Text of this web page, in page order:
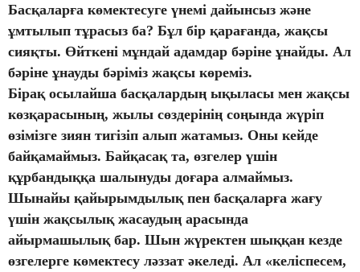
Басқаларға көмектесуге үнемі дайынсыз және
ұмтылып тұрасыз ба? Бұл бір қарағанда, жақсы
сияқты. Өйткені мұндай адамдар бәріне ұнайды. Ал
бәріне ұнауды бәріміз жақсы көреміз.
Бірақ осылайша басқалардың ықыласы мен жақсы
көзқарасының, жылы сөздерінің соңында жүріп
өзімізге зиян тигізіп алып жатамыз. Оны кейде
байқамаймыз. Байқасақ та, өзгелер үшін
құрбандыққа шалынуды доғара алмаймыз.
Шынайы қайырымдылық пен басқаларға жағу
үшін жақсылық жасаудың арасында
айырмашылық бар. Шын жүректен шыққан кезде
өзгелерге көмектесу ләззат әкеледі. Ал «келіспесем,